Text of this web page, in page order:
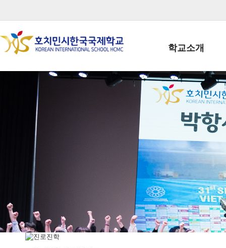
학교소개
학교장인사말
학생회장인사말
학교상징
학교 CI
교직원현황
학생현황
위치/전화
전경사진